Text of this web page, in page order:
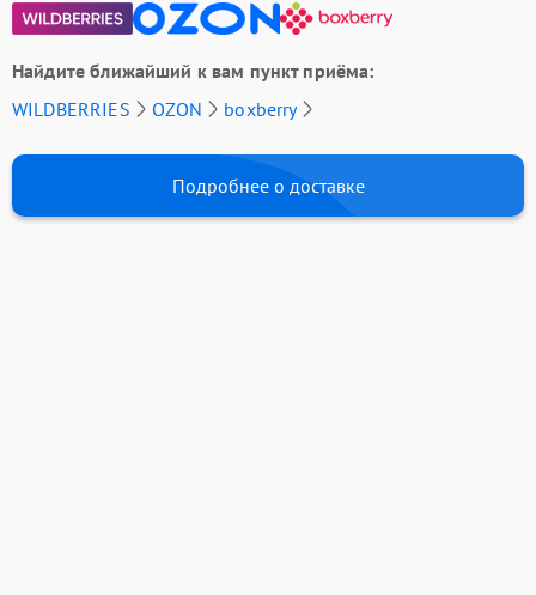
Найдите ближайший к вам пункт приёма:
WILDBERRIES
OZON boxberry
Подробнее о доставке